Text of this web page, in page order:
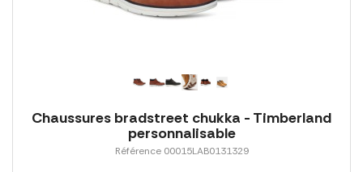
Chaussures bradstreet chukka - Timberland
personnalisable
Référence 00015LAB0131329